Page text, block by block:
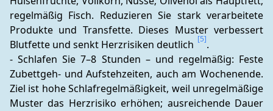
regelmäßig Fisch. Reduzieren Sie stark verarbeitete
Produkte und Transfette. Dieses Muster verbessert
Blutfette und senkt Herzrisiken deutlich [5].
- Schlafen Sie 7–8 Stunden – und regelmäßig: Feste
Zubettgeh- und Aufstehzeiten, auch am Wochenende.
Ziel ist hohe Schlafregelmäßigkeit, weil unregelmäßige
Muster das Herzrisiko erhöhen; ausreichende Dauer